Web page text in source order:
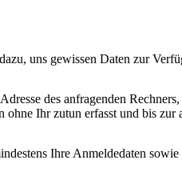
uns gewissen Daten zur
des anfragenden
Ihr zutun erfasst und bis zur
Ihre Anmeldedaten